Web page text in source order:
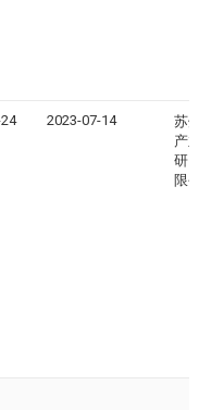
2023-07-14
苏州
产业
研究
限公